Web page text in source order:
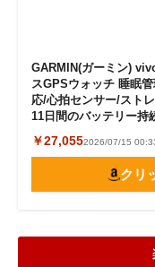
GARMIN(ガーミン)
スGPSウォッチ 睡眠
応/心拍センサー/スト
11日間のバッテリー持
￥27,0552026/07/15
クリ